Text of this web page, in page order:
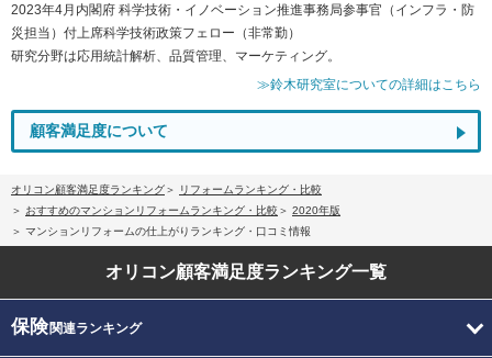
2023年4月内閣府 科学技術・イノベーション推進事務局参事官（インフラ・防
災担当）付上席科学技術政策フェロー（非常勤）
研究分野は応用統計解析、品質管理、マーケティング。
≫鈴木研究室についての詳細はこちら
顧客満足度について
オリコン顧客満足度ランキング
リフォームランキング・比較
おすすめのマンションリフォームランキング・比較
2020年版
マンションリフォームの仕上がりランキング・口コミ情報
オリコン顧客満足度ランキング一覧
保険関連ランキング